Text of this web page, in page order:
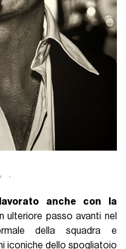
anche con la
ulteriore passo avanti nel
della squadra e
iconiche dello spogliatoio